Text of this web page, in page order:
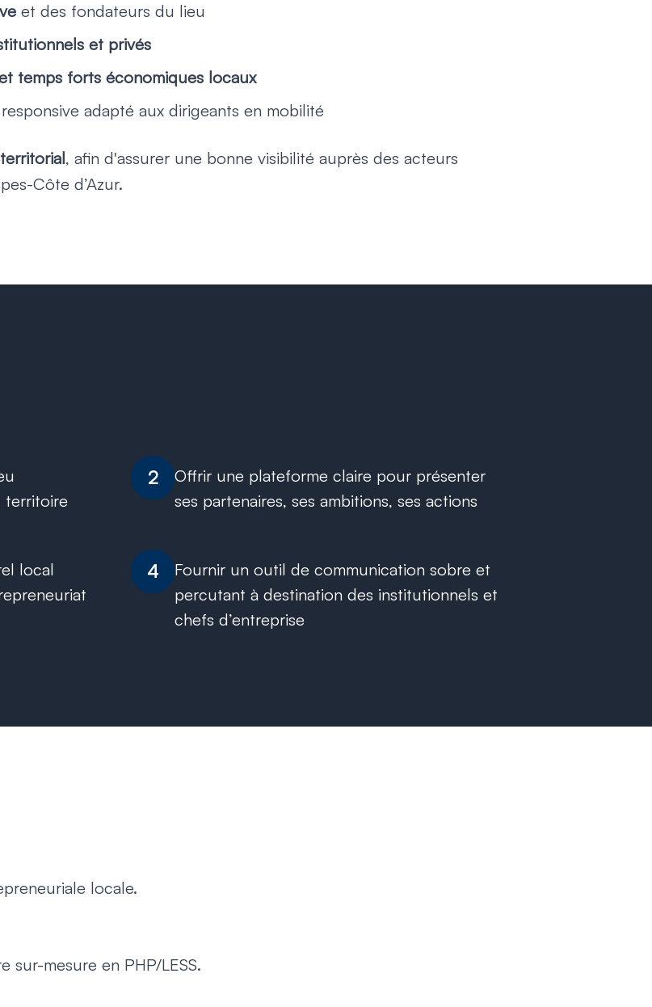
et des fondateurs du lieu
et privés
temps forts économiques locaux
adapté aux dirigeants en mobilité
, afin d'assurer une bonne visibilité auprès des acteurs
Côte d’Azur.
territoire
2
Offrir une plateforme claire pour présenter
ses partenaires, ses ambitions, ses actions
local
4
Fournir un outil de communication sobre et
percutant à destination des institutionnels et
chefs d’entreprise
locale.
sur-mesure en PHP/LESS.